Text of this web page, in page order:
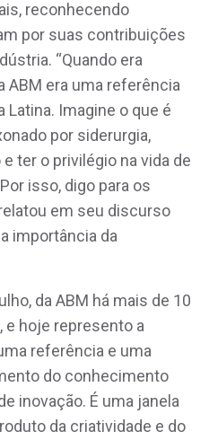
reconhecendo
por suas contribuições
“Quando era
ABM era uma referência
Latina. Imagine o que é
por siderurgia,
ter o privilégio na vida de
isso, digo para os
em seu discurso
importância da
da ABM há mais de 10
e hoje represento a
referência e uma
do conhecimento
inovação. É uma janela
da criatividade e do